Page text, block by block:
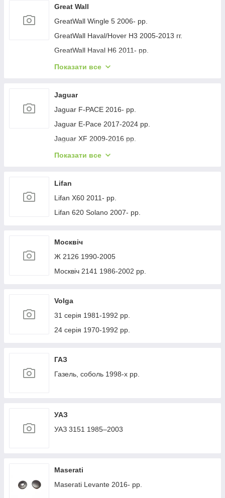
Geely Emgrand EC7 2009- рр.
Geely Emgrand X7 2011- рр.
Geely LC Cross 2008-2016 гг.
Geely MK 2006-2014 рр.
Geely MK Cross 2010-2016 рр.
Great Wall
GreatWall Wingle 5 2006- рр.
GreatWall Haval/Hover H3 2005-2013 гг.
GreatWall Haval H6 2011- рр.
GreatWall Haval F7 2018-2024 рр.
Показати все
Jaguar
Jaguar F-PACE 2016- рр.
Jaguar E-Pace 2017-2024 рр.
Jaguar XF 2009-2016 рр.
Jaguar XF 2016- рр.
Jaguar XJ 2010-хв.
Показати все
Lifan
Lifan X60 2011- рр.
Lifan 620 Solano 2007- рр.
Москвіч
Ж 2126 1990-2005
Москвіч 2141 1986-2002 рр.
Volga
31 серія 1981-1992 рр.
24 серія 1970-1992 рр.
ГАЗ
Газель, соболь 1998-х рр.
УАЗ
УАЗ 3151 1985–2003
Maserati
Maserati Levante 2016- рр.